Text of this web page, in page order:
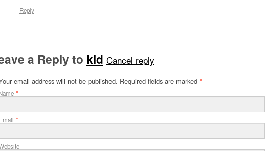
Reply
a Reply to kid Cancel reply
email address will not be published. Required fields are marked *
*
*